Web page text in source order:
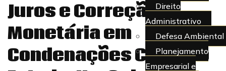
Direito
Administrativo
Defesa Ambiental
Planejamento
Empresarial e
Juros e Correção
Monetária em
Condenações Contra o